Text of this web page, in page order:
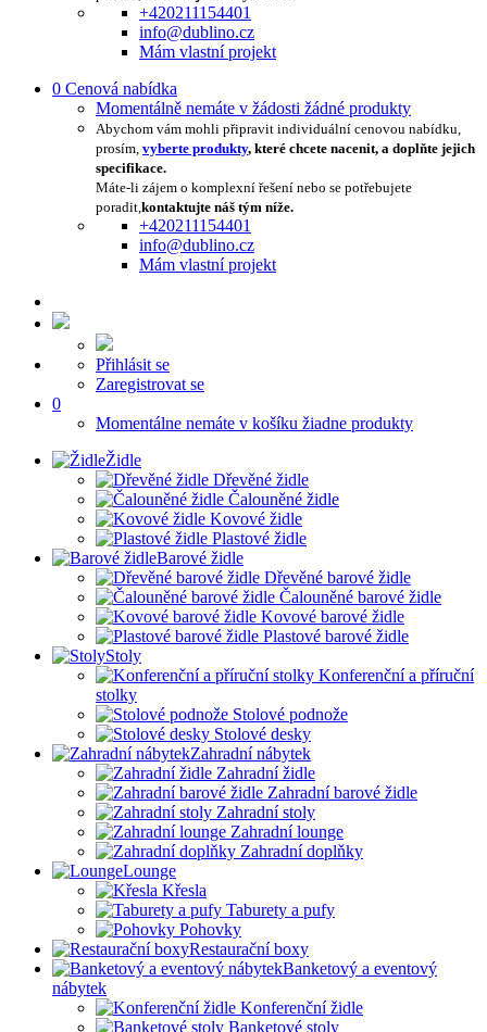
+420211154401
info@dublino.cz
Mám vlastní projekt
0 Cenová nabídka
Momentálně nemáte v žádosti žádné produkty
Abychom vám mohli připravit individuální cenovou nabídku,
prosím, vyberte produkty, které chcete nacenit, a doplňte jejich
specifikace.
Máte-li zájem o komplexní řešení nebo se potřebujete
poradit,kontaktujte náš tým níže.
+420211154401
info@dublino.cz
Mám vlastní projekt
Přihlásit se
Zaregistrovat se
0
Momentálne nemáte v košíku žiadne produkty
Židle
Dřevěné židle
Čalouněné židle
Kovové židle
Plastové židle
Barové židle
Dřevěné barové židle
Čalouněné barové židle
Kovové barové židle
Plastové barové židle
Stoly
Konferenční a příruční
stolky
Stolové podnože
Stolové desky
Zahradní nábytek
Zahradní židle
Zahradní barové židle
Zahradní stoly
Zahradní lounge
Zahradní doplňky
Lounge
Křesla
Taburety a pufy
Pohovky
Restaurační boxy
Banketový a eventový
nábytek
Konferenční židle
Banketové stoly